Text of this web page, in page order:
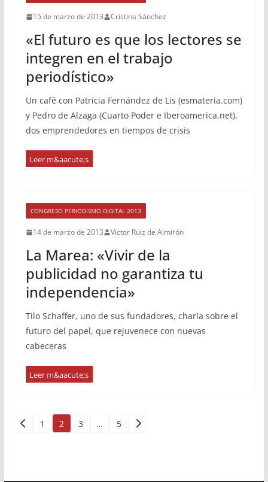
15 de marzo de 2013 Cristina Sánchez
«El futuro es que los lectores se
integren en el trabajo
periodístico»
Un café con Patricia Fernández de Lis (esmateria.com)
y Pedro de Alzaga (Cuarto Poder e Iberoamerica.net),
dos emprendedores en tiempos de crisis
CONGRESO PERIODISMO DIGITAL 2013
14 de marzo de 2013 Victor Ruiz de Almirón
La Marea: «Vivir de la
publicidad no garantiza tu
independencia»
Tilo Schaffer, uno de sus fundadores, charla sobre el
futuro del papel, que rejuvenece con nuevas
cabeceras
Paginación
entradas
1 2 3 … 5